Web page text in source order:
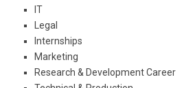
IT
Legal
Internships
Marketing
Research & Development Career